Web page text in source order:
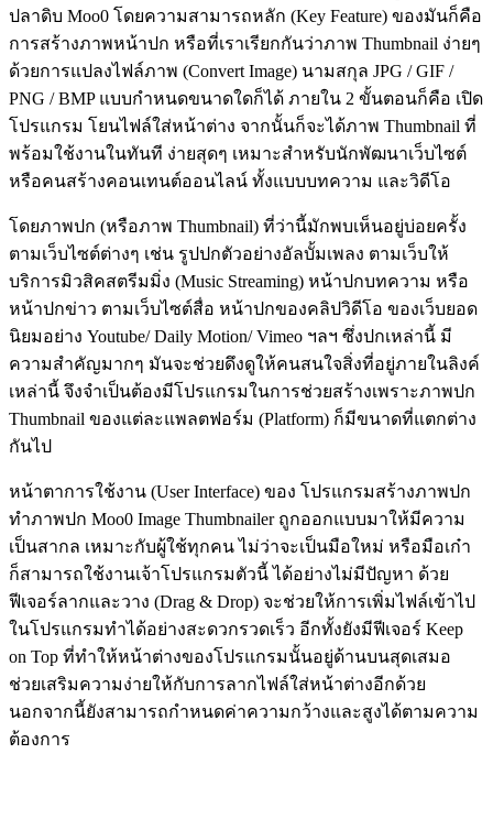
ปลาดิบ Moo0 โดยความสามารถหลัก (Key Feature) ของมันก็คือ
การสร้างภาพหน้าปก หรือที่เราเรียกกันว่าภาพ Thumbnail ง่ายๆ
ด้วยการแปลงไฟล์ภาพ (Convert Image) นามสกุล JPG / GIF /
PNG / BMP แบบกำหนดขนาดใดก็ได้ ภายใน 2 ขั้นตอนก็คือ เปิด
โปรแกรม โยนไฟล์ใส่หน้าต่าง จากนั้นก็จะได้ภาพ Thumbnail ที่
พร้อมใช้งานในทันที ง่ายสุดๆ เหมาะสำหรับนักพัฒนาเว็บไซต์
หรือคนสร้างคอนเทนต์ออนไลน์ ทั้งแบบบทความ และวิดีโอ
โดยภาพปก (หรือภาพ Thumbnail) ที่ว่านี้มักพบเห็นอยู่บ่อยครั้ง
ตามเว็บไซต์ต่างๆ เช่น รูปปกตัวอย่างอัลบั้มเพลง ตามเว็บให้
บริการมิวสิคสตรีมมิ่ง (Music Streaming) หน้าปกบทความ หรือ
หน้าปกข่าว ตามเว็บไซต์สื่อ หน้าปกของคลิปวิดีโอ ของเว็บยอด
นิยมอย่าง Youtube/ Daily Motion/ Vimeo ฯลฯ ซึ่งปกเหล่านี้ มี
ความสำคัญมากๆ มันจะช่วยดึงดูให้คนสนใจสิ่งที่อยู่ภายในลิงค์
เหล่านี้ จึงจำเป็นต้องมีโปรแกรมในการช่วยสร้างเพราะภาพปก
Thumbnail ของแต่ละแพลตฟอร์ม (Platform) ก็มีขนาดที่แตกต่าง
กันไป
หน้าตาการใช้งาน (User Interface) ของ โปรแกรมสร้างภาพปก
ทำภาพปก Moo0 Image Thumbnailer ถูกออกแบบมาให้มีความ
เป็นสากล เหมาะกับผู้ใช้ทุกคน ไม่ว่าจะเป็นมือใหม่ หรือมือเก๋า
ก็สามารถใช้งานเจ้าโปรแกรมตัวนี้ ได้อย่างไม่มีปัญหา ด้วย
ฟีเจอร์ลากและวาง (Drag & Drop) จะช่วยให้การเพิ่มไฟล์เข้าไป
ในโปรแกรมทำได้อย่างสะดวกรวดเร็ว อีกทั้งยังมีฟีเจอร์ Keep
on Top ที่ทำให้หน้าต่างของโปรแกรมนั้นอยู่ด้านบนสุดเสมอ
ช่วยเสริมความง่ายให้กับการลากไฟล์ใส่หน้าต่างอีกด้วย
นอกจากนี้ยังสามารถกำหนดค่าความกว้างและสูงได้ตามความ
ต้องการ